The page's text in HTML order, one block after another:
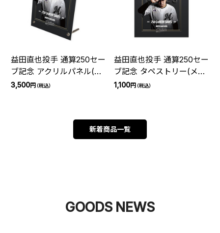
益田直也投手 通算250セー
ブ記念 アクリルパネル(メ
インビジュアル)
3,500円（税込）
益田直也投手 通算250セー
ブ記念 タペストリー(メイ
ンビジュアル)
1,100円（税込）
新着商品一覧
GOODS NEWS